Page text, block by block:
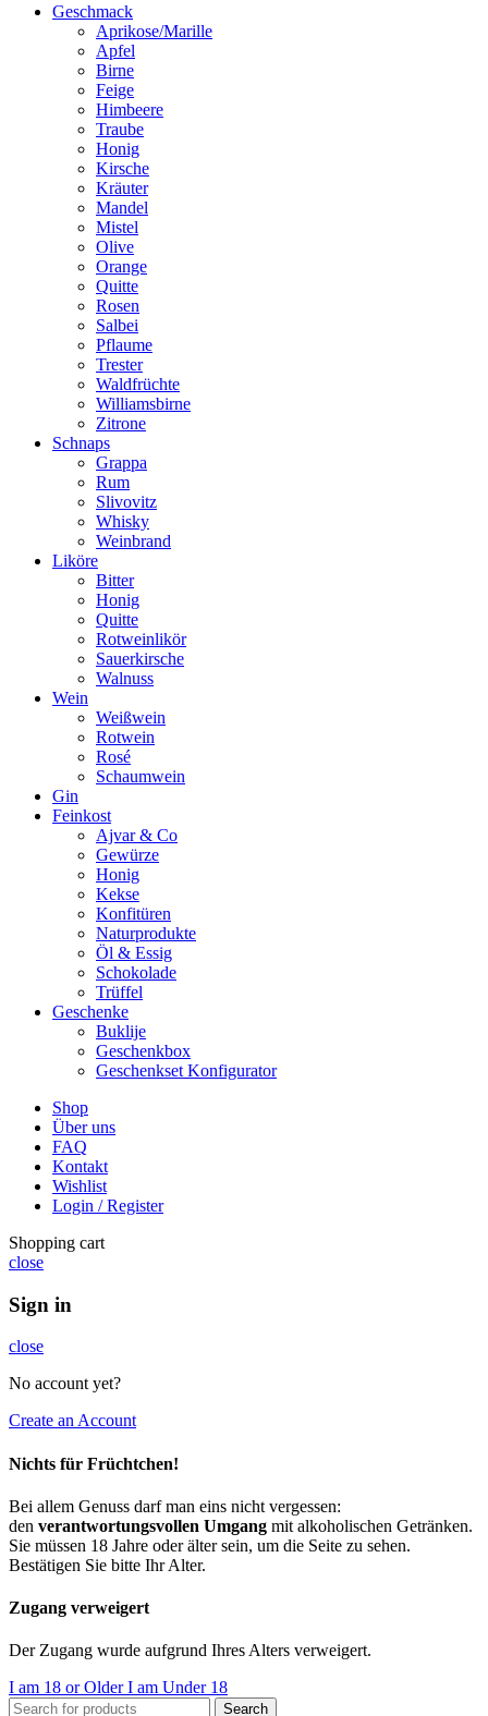
Geschmack
Aprikose/Marille
Apfel
Birne
Feige
Himbeere
Traube
Honig
Kirsche
Kräuter
Mandel
Mistel
Olive
Orange
Quitte
Rosen
Salbei
Pflaume
Trester
Waldfrüchte
Williamsbirne
Zitrone
Schnaps
Grappa
Rum
Slivovitz
Whisky
Weinbrand
Liköre
Bitter
Honig
Quitte
Rotweinlikör
Sauerkirsche
Walnuss
Wein
Weißwein
Rotwein
Rosé
Schaumwein
Gin
Feinkost
Ajvar & Co
Gewürze
Honig
Kekse
Konfitüren
Naturprodukte
Öl & Essig
Schokolade
Trüffel
Geschenke
Buklije
Geschenkbox
Geschenkset Konfigurator
Shop
Über uns
FAQ
Kontakt
Wishlist
Login / Register
Shopping cart
close
Sign in
close
No account yet?
Create an Account
Nichts für Früchtchen!
Bei allem Genuss darf man eins nicht vergessen:
den verantwortungsvollen Umgang mit alkoholischen Getränken.
Sie müssen 18 Jahre oder älter sein, um die Seite zu sehen.
Bestätigen Sie bitte Ihr Alter.
Zugang verweigert
Der Zugang wurde aufgrund Ihres Alters verweigert.
I am 18 or OlderI am Under 18
Search